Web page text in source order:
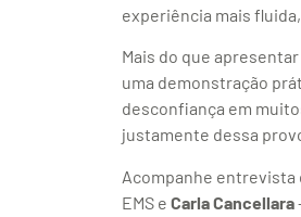
experiência mais
Mais do que
uma demonstração
desconfiança em
justamente dessa
Acompanhe entrevista
EMS e Carla Cancellara